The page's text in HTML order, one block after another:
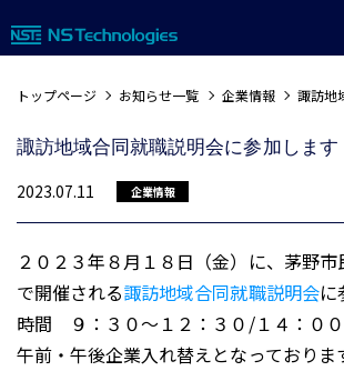
トップページ お知らせ一覧 企業情報 諏訪地
諏訪地域合同就職説明会に参加します
2023.07.11
企業情報
２０２３年８月１８日（金）に、茅野市
で開催される諏訪地域合同就職説明会に
時間 ９：３０～１２：３０/１４：０
午前・午後企業入れ替えとなっておりま